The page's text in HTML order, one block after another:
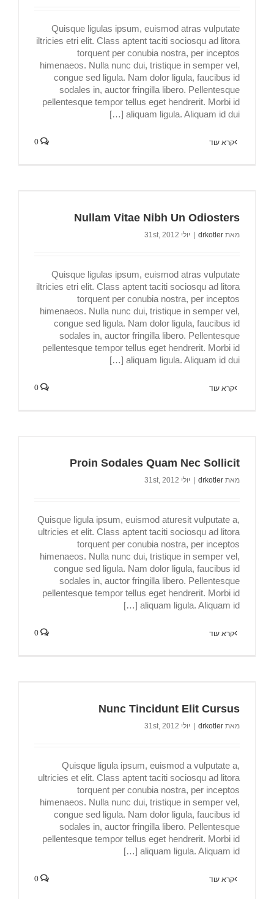
Quisque ligulas ipsum, euismod atras vulputate
iltricies etri elit. Class aptent taciti sociosqu ad litora
torquent per conubia nostra, per inceptos
himenaeos. Nulla nunc dui, tristique in semper vel,
congue sed ligula. Nam dolor ligula, faucibus id
sodales in, auctor fringilla libero. Pellentesque
pellentesque tempor tellus eget hendrerit. Morbi id
aliquam ligula. Aliquam id dui […]
קרא עוד
Nullam Vitae Nibh Un Odiosters
מאת drkotler יולי 31st, 2012
Quisque ligulas ipsum, euismod atras vulputate
iltricies etri elit. Class aptent taciti sociosqu ad litora
torquent per conubia nostra, per inceptos
himenaeos. Nulla nunc dui, tristique in semper vel,
congue sed ligula. Nam dolor ligula, faucibus id
sodales in, auctor fringilla libero. Pellentesque
pellentesque tempor tellus eget hendrerit. Morbi id
aliquam ligula. Aliquam id dui […]
קרא עוד
Proin Sodales Quam Nec Sollicit
מאת drkotler יולי 31st, 2012
Quisque ligula ipsum, euismod aturesit vulputate a,
ultricies et elit. Class aptent taciti sociosqu ad litora
torquent per conubia nostra, per inceptos
himenaeos. Nulla nunc dui, tristique in semper vel,
congue sed ligula. Nam dolor ligula, faucibus id
sodales in, auctor fringilla libero. Pellentesque
pellentesque tempor tellus eget hendrerit. Morbi id
aliquam ligula. Aliquam id […]
קרא עוד
Nunc Tincidunt Elit Cursus
מאת drkotler יולי 31st, 2012
Quisque ligula ipsum, euismod a vulputate a,
ultricies et elit. Class aptent taciti sociosqu ad litora
torquent per conubia nostra, per inceptos
himenaeos. Nulla nunc dui, tristique in semper vel,
congue sed ligula. Nam dolor ligula, faucibus id
sodales in, auctor fringilla libero. Pellentesque
pellentesque tempor tellus eget hendrerit. Morbi id
aliquam ligula. Aliquam id […]
קרא עוד